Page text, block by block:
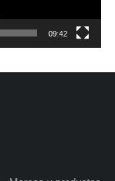
09:42